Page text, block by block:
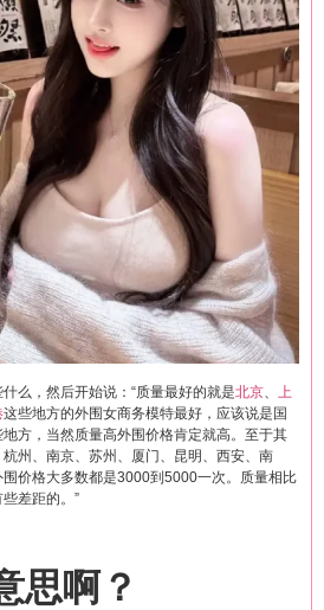
么，然后开始说：“质量最好的就是北京
上
这些地方的外围女商务模特最好，应该说是国
方，当然质量高外围价格肯定就高。至于其
州、南京、苏州、厦门、昆明、西安、南
价格大多数都是3000到5000一次。质量相比
差距的。”
思啊？